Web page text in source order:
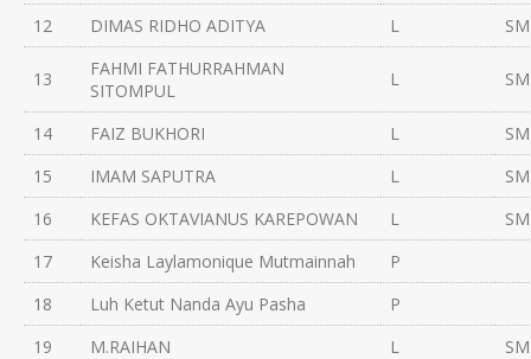
12
DIMAS RIDHO ADITYA L
13
FAHMI FATHURRAHMAN
SITOMPUL
L
14 FAIZ BUKHORI L
15
IMAM SAPUTRA L
16
KEFAS OKTAVIANUS KAREPOWAN L
17
Keisha Laylamonique Mutmainnah
P
18
Luh Ketut Nanda Ayu Pasha
P
19
M.RAIHAN L